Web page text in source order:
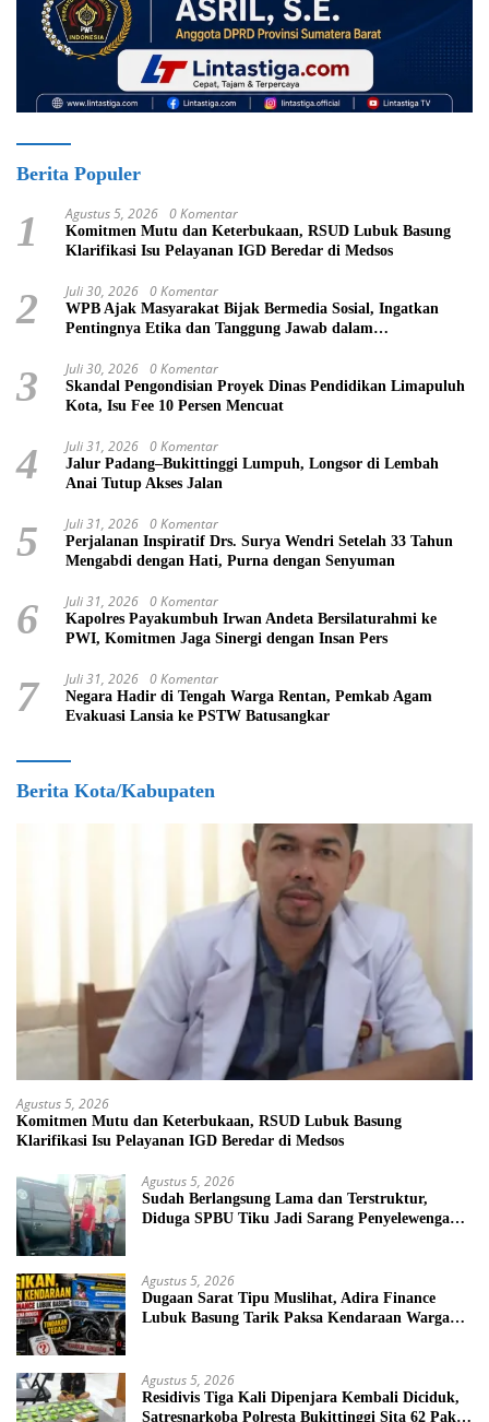
Berita Populer
1 Agustus 5, 2026 0 Komentar
Komitmen Mutu dan Keterbukaan, RSUD Lubuk Basung
Klarifikasi Isu Pelayanan IGD Beredar di Medsos
2 Juli 30, 2026 0 Komentar
WPB Ajak Masyarakat Bijak Bermedia Sosial, Ingatkan
Pentingnya Etika dan Tanggung Jawab dalam
3 Juli 30, 2026 0 Komentar
Skandal Pengondisian Proyek Dinas Pendidikan Limapuluh
Kota, Isu Fee 10 Persen Mencuat
4 Juli 31, 2026 0 Komentar
Jalur Padang–Bukittinggi Lumpuh, Longsor di Lembah
Anai Tutup Akses Jalan
5 Juli 31, 2026 0 Komentar
Perjalanan Inspiratif Drs. Surya Wendri Setelah 33 Tahun
Mengabdi dengan Hati, Purna dengan Senyuman
6 Juli 31, 2026 0 Komentar
Kapolres Payakumbuh Irwan Andeta Bersilaturahmi ke
PWI, Komitmen Jaga Sinergi dengan Insan Pers
7 Juli 31, 2026 0 Komentar
Negara Hadir di Tengah Warga Rentan, Pemkab Agam
Evakuasi Lansia ke PSTW Batusangkar
Berita Kota/Kabupaten
Agustus 5, 2026
Komitmen Mutu dan Keterbukaan, RSUD Lubuk Basung
Klarifikasi Isu Pelayanan IGD Beredar di Medsos
Agustus 5, 2026
Sudah Berlangsung Lama dan Terstruktur,
Diduga SPBU Tiku Jadi Sarang Penyelewengan
Agustus 5, 2026
Dugaan Sarat Tipu Muslihat, Adira Finance
Lubuk Basung Tarik Paksa Kendaraan Warga
Agustus 5, 2026
Residivis Tiga Kali Dipenjara Kembali Diciduk,
Satresnarkoba Polresta Bukittinggi Sita 62 Paket